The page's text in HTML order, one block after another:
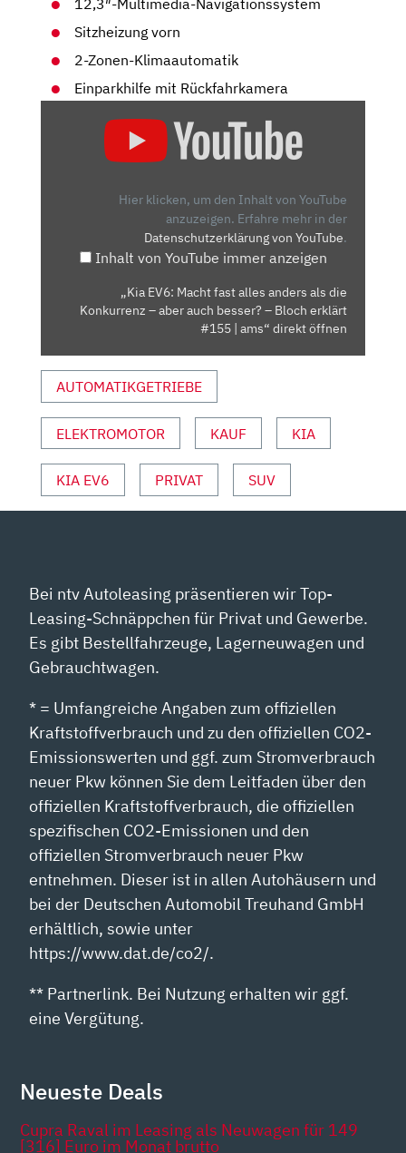
12,3″-Multimedia-Navigationssystem
Sitzheizung vorn
2-Zonen-Klimaautomatik
Einparkhilfe mit Rückfahrkamera
KONKURRENZ
BESSER?
BLOCH
ERKLÄRT
AMS“
Hier klicken, um den Inhalt von YouTube
anzuzeigen. Erfahre mehr in der
Datenschutzerklärung von YouTube.
Inhalt von YouTube immer anzeigen
„Kia EV6: Macht fast alles anders als die
Konkurrenz – aber auch besser? – Bloch erklärt
#155 | ams“ direkt öffnen
AUTOMATIKGETRIEBE
ELEKTROMOTOR KAUF KIA
KIA EV6 PRIVAT SUV
Bei ntv Autoleasing präsentieren wir Top-
Leasing-Schnäppchen für Privat und Gewerbe.
Es gibt Bestellfahrzeuge, Lagerneuwagen und
Gebrauchtwagen.
* = Umfangreiche Angaben zum offiziellen
Kraftstoffverbrauch und zu den offiziellen CO2-
Emissionswerten und ggf. zum Stromverbrauch
neuer Pkw können Sie dem Leitfaden über den
offiziellen Kraftstoffverbrauch, die offiziellen
spezifischen CO2-Emissionen und den
offiziellen Stromverbrauch neuer Pkw
entnehmen. Dieser ist in allen Autohäusern und
bei der Deutschen Automobil Treuhand GmbH
erhältlich, sowie unter
https://www.dat.de/co2/.
** Partnerlink. Bei Nutzung erhalten wir ggf.
eine Vergütung.
Neueste Deals
Cupra Raval im Leasing als Neuwagen für 149
[316] Euro im Monat brutto